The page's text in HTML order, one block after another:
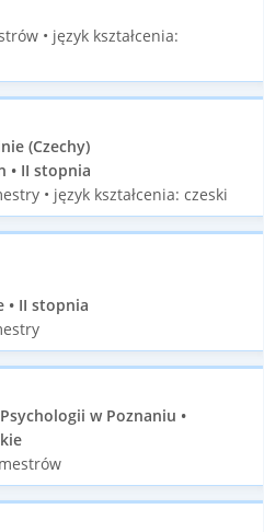
• język kształcenia:
(Czechy)
• II stopnia
• język kształcenia: czeski
• II stopnia
w Poznaniu •